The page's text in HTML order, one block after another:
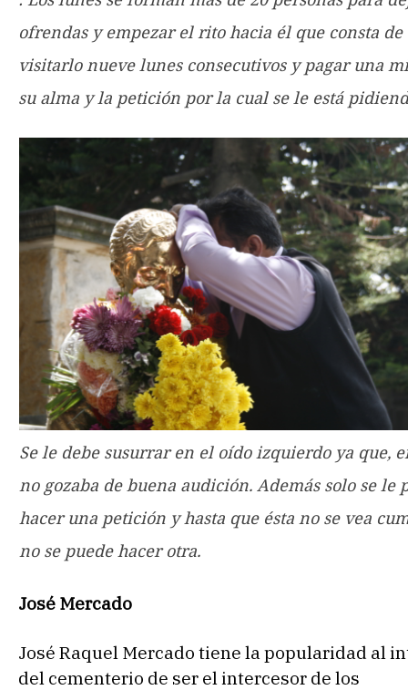
ofrendas y empezar el rito hacia él que consta de
visitarlo nueve lunes consecutivos y pagar una
su alma y la petición por la cual se le está
Se le debe susurrar en el oído izquierdo ya que,
no gozaba de buena audición. Además solo se le
hacer una petición y hasta que ésta no se vea
no se puede hacer otra.
José Mercado
José Raquel Mercado tiene la popularidad al
del cementerio de ser el intercesor de los